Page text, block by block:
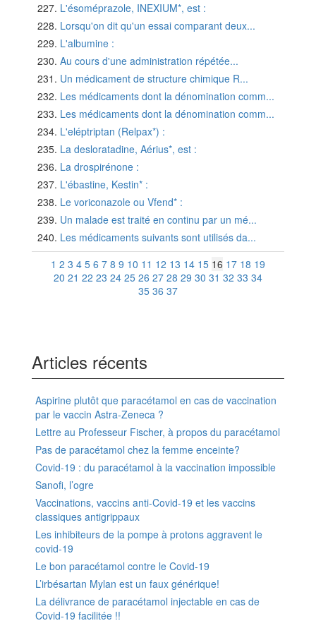
L'ésoméprazole, INEXIUM*, est :
Lorsqu'on dit qu'un essai comparant deux...
L'albumine :
Au cours d'une administration répétée...
Un médicament de structure chimique R...
Les médicaments dont la dénomination comm...
Les médicaments dont la dénomination comm...
L'eléptriptan (Relpax*) :
La desloratadine, Aérius*, est :
La drospirénone :
L'ébastine, Kestin* :
Le voriconazole ou Vfend* :
Un malade est traité en continu par un mé...
Les médicaments suivants sont utilisés da...
1 2 3 4 5 6 7 8 9 10 11 12 13 14 15 16 17 18 19
20 21 22 23 24 25 26 27 28 29 30 31 32 33 34
35 36 37
Articles récents
Aspirine plutôt que paracétamol en cas de vaccination
par le vaccin Astra-Zeneca ?
Lettre au Professeur Fischer, à propos du paracétamol
Pas de paracétamol chez la femme enceinte?
Covid-19 : du paracétamol à la vaccination impossible
Sanofi, l’ogre
Vaccinations, vaccins anti-Covid-19 et les vaccins
classiques antigrippaux
Les inhibiteurs de la pompe à protons aggravent le
covid-19
Le bon paracétamol contre le Covid-19
L’irbésartan Mylan est un faux générique!
La délivrance de paracétamol injectable en cas de
Covid-19 facilitée !!